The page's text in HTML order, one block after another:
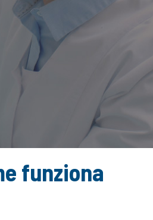
funziona